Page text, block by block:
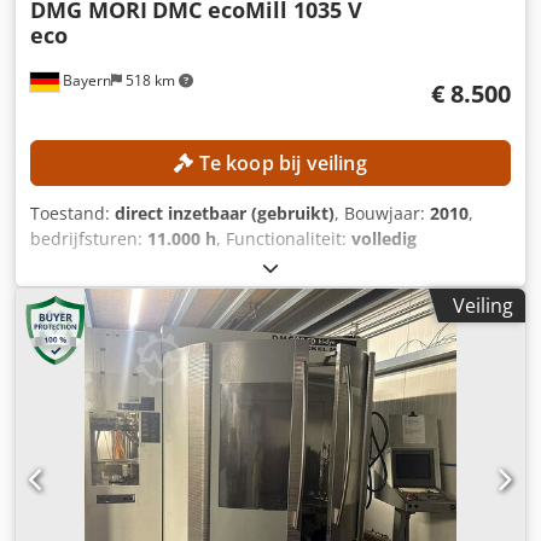
Bayern 518 km
DMG MORI DMC ecoMill 1035 V
eco
€ 8.500
Te koop bij veiling
Toestand: direct inzetbaar (gebruikt), Bouwjaar: 2010,
bedrijfsturen: 11.000 h, Functionaliteit: volledig
, verplaatsingsafstand X-as:
verplaatsing Y-as:560 mm, verplaatsingsafstand Z-as:510
mm, controller model:Siemens 810D / ShopMill,
spilsnelheid (max.):10.000 rpm, TECHNISCHE
SPECIFICATIES Verplaatsingsbereik X-as: 1.035 mm
Verplaatsingsbereik Y-as: 560 mm Verplaatsingsbereik Z-
as: 510 mm Spindeltoerental max.: 10.000 omw/min
Tafelbreedte: 560 mm Tafellengte: 1.200 mm Aantal
posities gereedschapsmagazijn: 20 MACHINE-DETAILS
Besturingsmodel: Siemens 810D / ShopMill
Schakelkastkoeling: Rittal SK 33023.100 Dodpozqfv Aefx
Veiling